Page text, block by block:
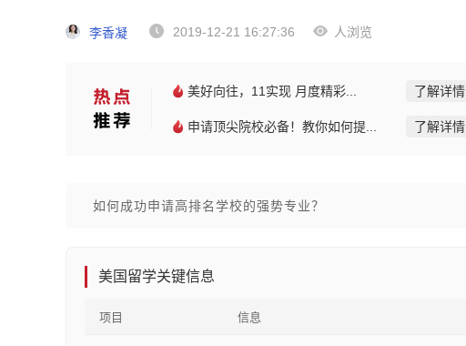
李香凝 2019-12-21 16:27:36 人浏览
美好向往，11实现 月度精彩... 了解详情
申请顶尖院校必备！教你如何提... 了解详情
如何成功申请高排名学校的强势专业？
美国留学关键信息
项目 信息